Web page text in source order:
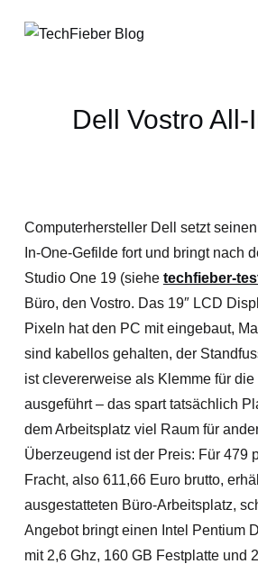
Dell Vostro All-
Computerhersteller Dell setzt
In-One-Gefilde fort und bringt nach
Studio One 19 (siehe techfieber-
Büro, den Vostro. Das 19″ LCD
Pixeln hat den PC mit eingebaut,
sind kabellos gehalten, der
ist clevererweise als Klemme für
ausgeführt – das spart tatsächlich
dem Arbeitsplatz viel Raum für
Überzeugend ist der Preis: Für 479
Fracht, also 611,66 Euro brutto,
ausgestatteten Büro-Arbeitsplatz,
Angebot bringt einen Intel Pentium
mit 2,6 Ghz, 160 GB Festplatte und